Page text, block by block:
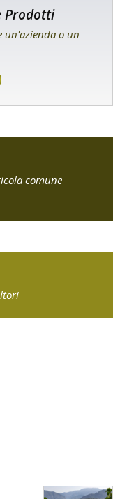
Prodotti
un'azienda o un
comune